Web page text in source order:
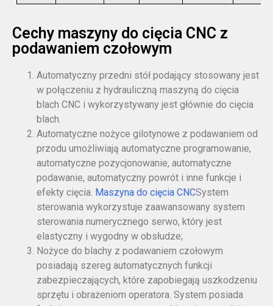
Cechy maszyny do cięcia CNC z
podawaniem czołowym
Automatyczny przedni stół podający stosowany jest
w połączeniu z hydrauliczną maszyną do cięcia
blach CNC i wykorzystywany jest głównie do cięcia
blach.
Automatyczne nożyce gilotynowe z podawaniem od
przodu umożliwiają automatyczne programowanie,
automatyczne pozycjonowanie, automatyczne
podawanie, automatyczny powrót i inne funkcje i
efekty cięcia. Maszyna do cięcia CNCSystem
sterowania wykorzystuje zaawansowany system
sterowania numerycznego serwo, który jest
elastyczny i wygodny w obsłudze;
Nożyce do blachy z podawaniem czołowym
posiadają szereg automatycznych funkcji
zabezpieczających, które zapobiegają uszkodzeniu
sprzętu i obrażeniom operatora. System posiada